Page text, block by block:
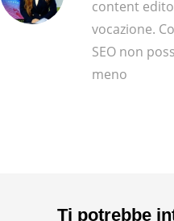
content
vocazione.
SEO non
meno
Ti potrebbe